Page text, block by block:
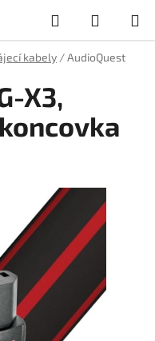
Hledat
KOŠÍK
kabely /AudioQuest
X3,